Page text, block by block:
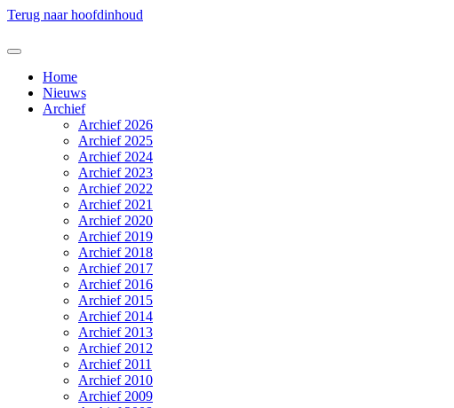
Terug naar hoofdinhoud
Home
Nieuws
Archief
Archief 2026
Archief 2025
Archief 2024
Archief 2023
Archief 2022
Archief 2021
Archief 2020
Archief 2019
Archief 2018
Archief 2017
Archief 2016
Archief 2015
Archief 2014
Archief 2013
Archief 2012
Archief 2011
Archief 2010
Archief 2009